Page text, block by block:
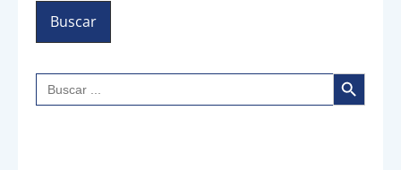
Buscar: Botón de búsqueda